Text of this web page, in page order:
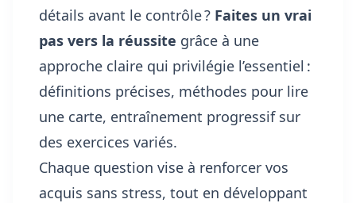
détails avant le contrôle ? Faites un vrai
pas vers la réussite grâce à une
approche claire qui privilégie l’essentiel :
définitions précises, méthodes pour lire
une carte, entraînement progressif sur
des exercices variés.
Chaque question vise à renforcer vos
acquis sans stress, tout en développant